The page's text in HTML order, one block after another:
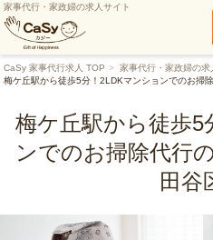
家事代行・家政婦の求人サイト
CaSy 家事代行求人 TOP 家事代行・家政婦の求
梅ケ丘駅から徒歩5分！2LDKマンションでのお掃
梅ケ丘駅から徒歩5
ンでのお掃除代行
田谷